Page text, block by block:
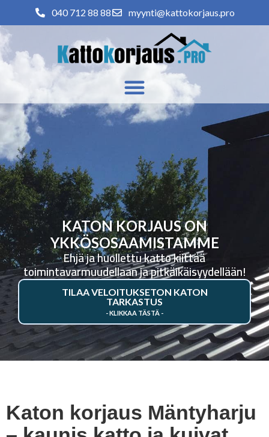
040 712 88 88 myynti@kattokorjaus.pro
KATON KORJAUS ON
YKKÖSOSAAMISTAMME
Ehjä ja huollettu katto kiittää
toimintavarmuudellaan ja pitkäikäisyydellään!
TILAA VELOITUKSETON KATON
TARKASTUS
Katon korjaus Mäntyharju